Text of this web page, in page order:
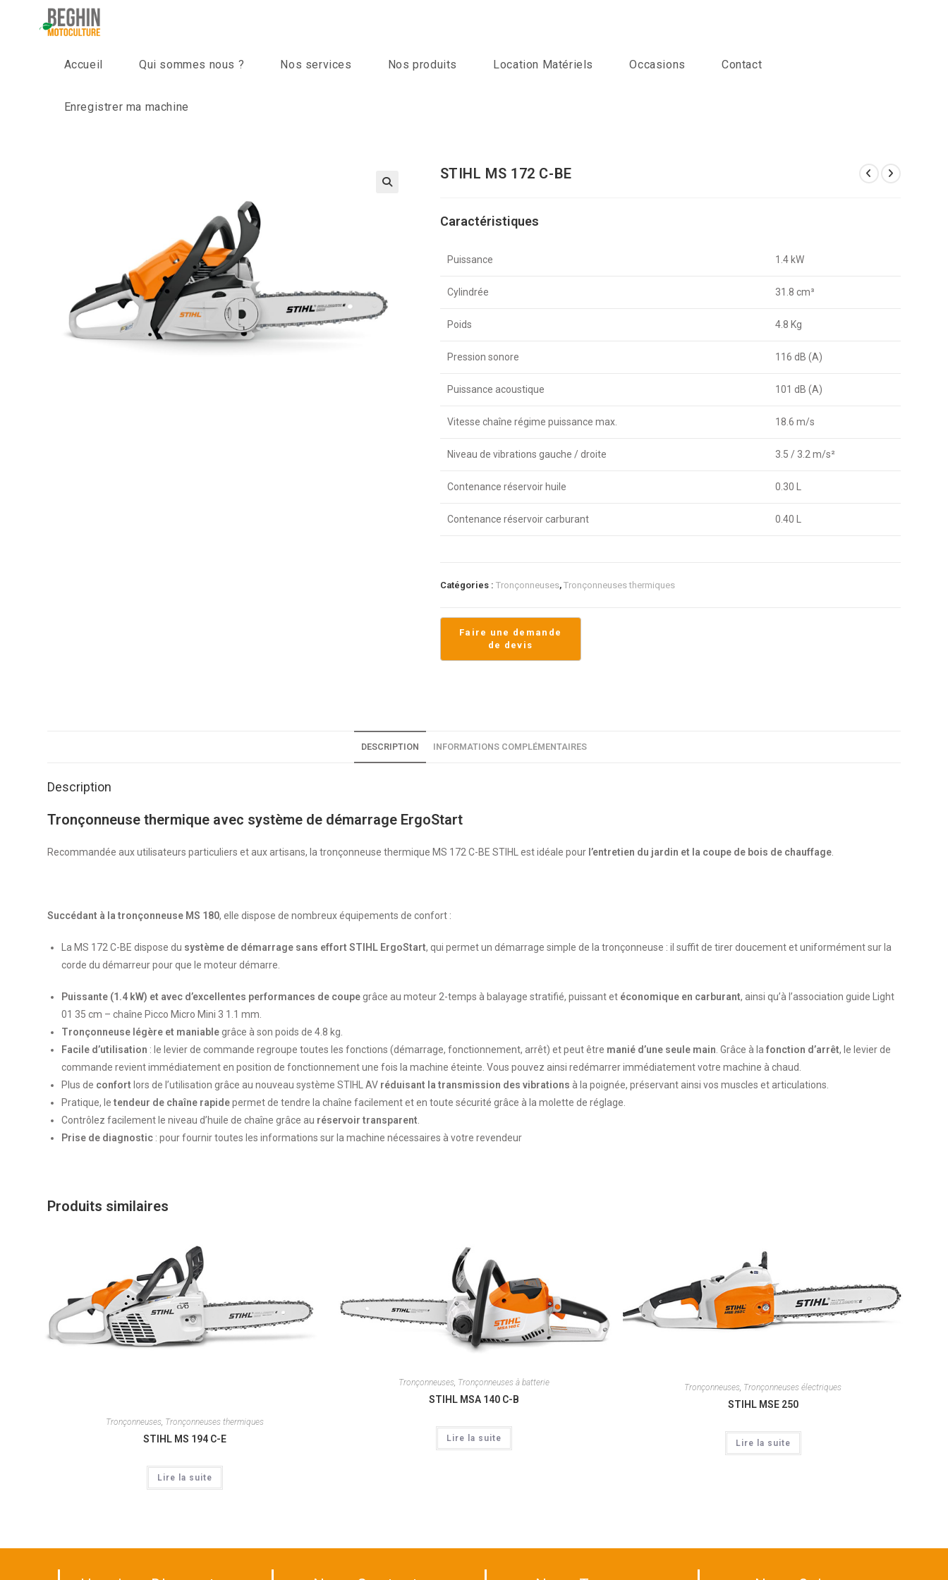
Accueil Qui sommes nous ? Nos services Nos produits Location Matériels Occasions Contact
Enregistrer ma machine
STIHL MS 172 C-BE
Caractéristiques
Puissance 1.4 kW
Cylindrée 31.8 cm³
Poids 4.8 Kg
Pression sonore 116 dB (A)
Puissance acoustique 101 dB (A)
Vitesse chaîne régime puissance max. 18.6 m/s
Niveau de vibrations gauche / droite 3.5 / 3.2 m/s²
Contenance réservoir huile 0.30 L
Contenance réservoir carburant 0.40 L
Catégories : Tronçonneuses, Tronçonneuses thermiques
DESCRIPTION INFORMATIONS COMPLÉMENTAIRES
Description
Tronçonneuse thermique avec système de démarrage ErgoStart
Recommandée aux utilisateurs particuliers et aux artisans, la tronçonneuse thermique MS 172 C-BE STIHL est idéale pour l’entretien du jardin et la coupe de bois de chauffage
Succédant à la tronçonneuse MS 180, elle dispose de nombreux équipements de confort :
La MS 172 C-BE dispose du système de démarrage sans effort STIHL ErgoStart, qui permet un démarrage simple de la tronçonneuse : il suffit de tirer doucement et uniformément sur la
corde du démarreur pour que le moteur démarre.
Puissante (1.4 kW) et avec d’excellentes performances de coupegrâce au moteur 2-temps à balayage stratifié, puissant et économique en carburant, ainsi qu’à l’association guide Light
01 35 cm – chaîne Picco Micro Mini 3 1.1 mm.
Tronçonneuse légère et maniablegrâce à son poids de 4.8 kg.
Facile d’utilisation : le levier de commande regroupe toutes les fonctions (démarrage, fonctionnement, arrêt) et peut être manié d’une seule main . Grâce à lafonction d’arrêt, le levier de
commande revient immédiatement en position de fonctionnement une fois la machine éteinte. Vous pouvez ainsi redémarrer immédiatement votre machine à chaud.
Plus de confort lors de l’utilisation grâce au nouveau système STIHL AV réduisant la transmission des vibrations à la poignée, préservant ainsi vos muscles et articulations.
Pratique, letendeur de chaîne rapidepermet de tendre la chaîne facilement et en toute sécurité grâce à la molette de réglage.
Contrôlez facilement le niveau d’huile de chaîne grâce au réservoir transparent
Prise de diagnostic : pour fournir toutes les informations sur la machine nécessaires à votre revendeur
Produits similaires
Tronçonneuses, Tronçonneuses thermiques
STIHL MS 194 C-E
Lire la suite
Tronçonneuses, Tronçonneuses à batterie
STIHL MSA 140 C-B
Lire la suite
Tronçonneuses Tronçonneuses électriques
STIHL MSE 250
Lire la suite